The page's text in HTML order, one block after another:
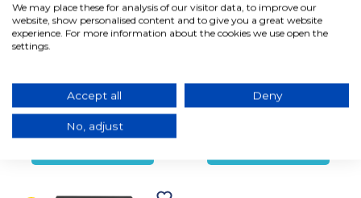
BRANCO ENVELHECIDO
169,36€267,90€
Em stock, envio em 3/5 dias
úteis
BRANCA
169,36€267,90€
We may place these for analysis of our visitor data, to improve our
website, show personalised content and to give you a great website
experience. For more information about the cookies we use open the
settings.
Accept all Deny
No, adjust